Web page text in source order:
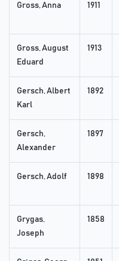
Gross, Anna 1911
Gross, August
Eduard
1913
Gersch, Albert
Karl
1892
Gersch,
Alexander
1897
Gersch, Adolf 1898
Grygas,
Joseph
1858